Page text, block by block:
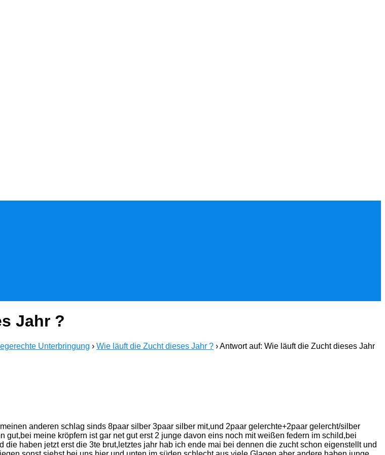
Jahr ?
Unterbringung › Wie läuft die Zucht dieses Jahr ? ›Antwort auf: Wie läuft die Zucht dieses Jahr
anderen schlag sinds 8paar silber 3paar silber mit,und 2paar gelerchte+2paar gelercht/silber
meine kröpfern ist gar net gut erst 2 junge davon eins noch mit weißen federn im schild,bei
haben jetzt erst die 3te brut,letztes jahr hab ich ende mai bei dennen die zucht schon eigenstellt und